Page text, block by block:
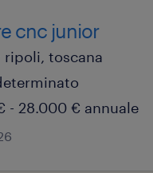
cnc junior
ripoli, toscana
- 28.000 € annuale